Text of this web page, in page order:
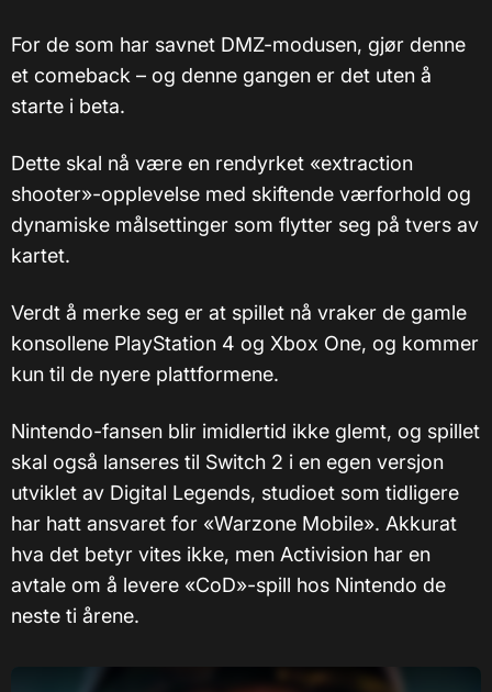
For de som har savnet DMZ-modusen, gjør denne
et comeback – og denne gangen er det uten å
starte i beta.
Dette skal nå være en rendyrket «extraction
shooter»-opplevelse med skiftende værforhold og
dynamiske målsettinger som flytter seg på tvers av
kartet.
Verdt å merke seg er at spillet nå vraker de gamle
konsollene PlayStation 4 og Xbox One, og kommer
kun til de nyere plattformene.
Nintendo-fansen blir imidlertid ikke glemt, og spillet
skal også lanseres til Switch 2 i en egen versjon
utviklet av Digital Legends, studioet som tidligere
har hatt ansvaret for «Warzone Mobile». Akkurat
hva det betyr vites ikke, men Activision har en
avtale om å levere «CoD»-spill hos Nintendo de
neste ti årene.